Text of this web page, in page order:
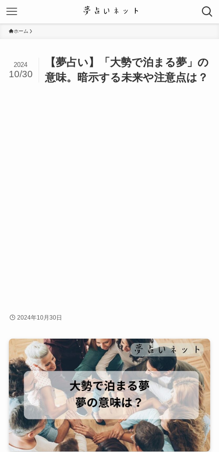
ホーム
【夢占い】「大勢で泊まる夢」の
意味。暗示する未来や注意点は？
2024
10/30
2024年10月30日